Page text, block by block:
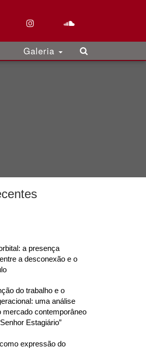
Galeria
a presença
a desconexão e o
do trabalho e o
uma análise
mercado contemporâneo
Estagiário”
expressão do